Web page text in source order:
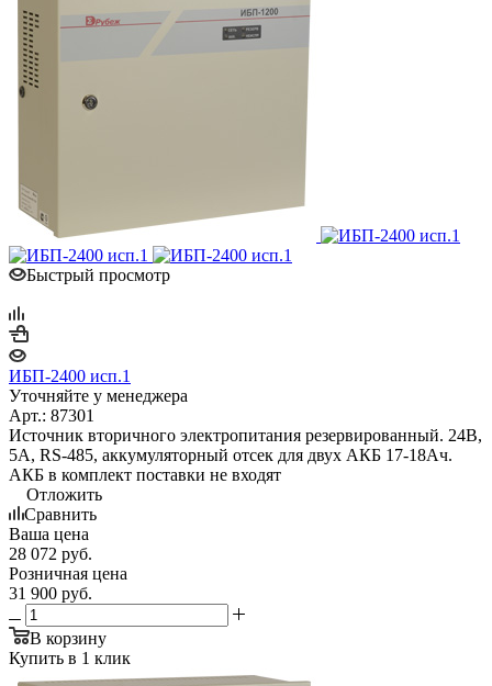
Быстрый просмотр
ИБП-2400 исп.1
Уточняйте у менеджера
Арт.: 87301
Источник вторичного электропитания резервированный. 24В,
5А, RS-485, аккумуляторный отсек для двух АКБ 17-18Ач.
АКБ в комплект поставки не входят
Отложить
Сравнить
Ваша цена
28 072 руб.
Розничная цена
31 900 руб.
В корзину
Купить в 1 клик